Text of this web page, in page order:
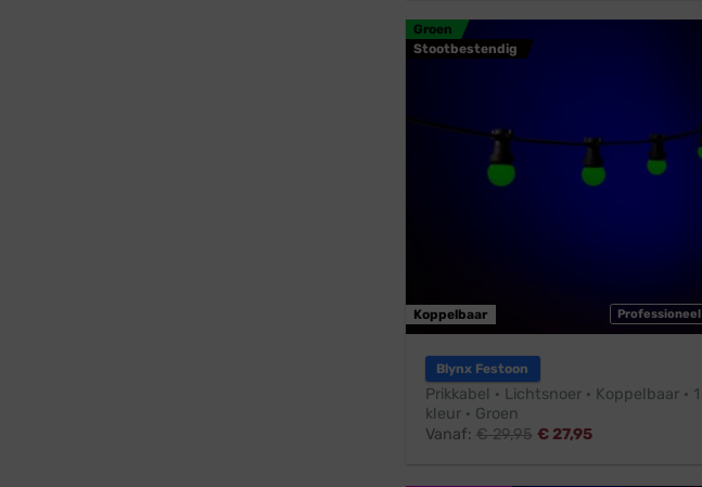
Groen
Stootbestendig
Professioneel
Koppelbaar
Blynx Festoon
Prikkabel · Lichtsnoer · Koppelbaar · 1
kleur · Groen
Vanaf: €29,95 €27,95